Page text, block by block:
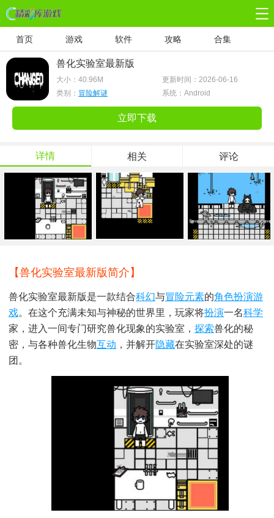
首页 游戏 软件 攻略 合集
兽化实验室最新版
大小： 40.96M
更新时间：2026-06-16
类别： 冒险解谜 系统：Android
立即下载
详情 相关 评论
【兽化实验室最新版简介】
兽化实验室最新版是一款结合科幻与冒险元素的角色扮演游
戏。在这个充满未知与神秘的世界里，玩家将扮演一名科学
家，进入一间专门研究兽化现象的实验室， 探索兽化的秘
密，与各种兽化生物互动 ，并解开隐藏在实验室深处的谜
团。